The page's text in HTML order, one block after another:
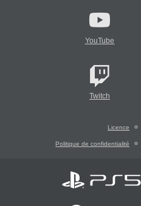
YouTube
Twitch
Licence
Politique de confidentialité